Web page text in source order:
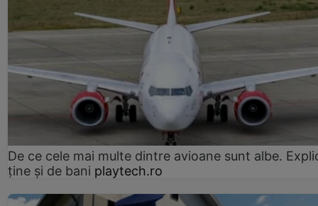
De ce cele mai multe dintre avioane sunt albe.
ține și de bani playtech.ro